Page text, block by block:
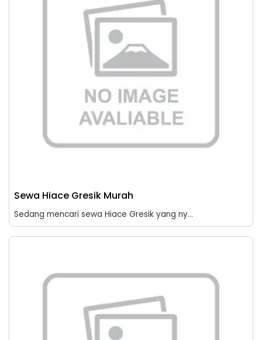
Sewa Hiace Gresik Murah
Sedang mencari sewa Hiace Gresik yang ny...